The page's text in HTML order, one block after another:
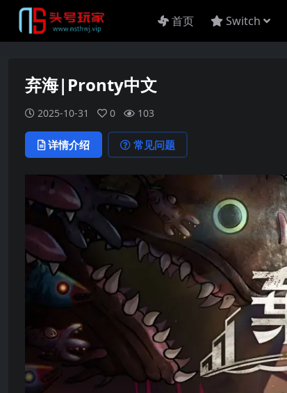
首页 Switch
弃海|Pronty中文
2025-10-31 0 103
详情介绍 常见问题